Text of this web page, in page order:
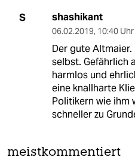
S shashikant
06.02.2019, 10:40 Uhr
Der gute
selbst. Gefährlich
harmlos und
eine knallharte
Politikern wie ihm
schneller zu
meistkommentiert